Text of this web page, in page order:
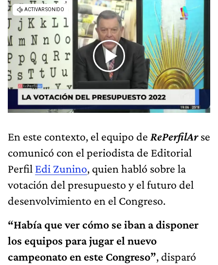
En este contexto, el equipo de RePerfilArse
comunicó con el periodista de Editorial
Perfil Edi Zunino, quien habló sobre la
votación del presupuesto y el futuro del
desenvolvimiento en el Congreso.
“Había que ver cómo se iban a disponer
los equipos para jugar el nuevo
campeonato en este Congreso”, disparó